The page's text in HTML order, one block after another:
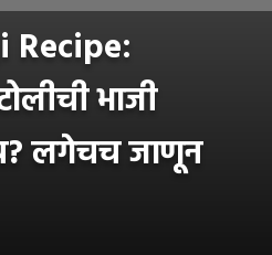
Recipe:
भाजी
लगेचच जाणून